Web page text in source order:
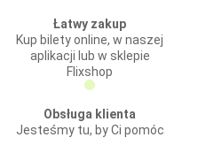
Łatwy zakup
Kup bilety online, w naszej
aplikacji lub w sklepie
Flixshop
Obsługa klienta
Jesteśmy tu, by Ci pomóc